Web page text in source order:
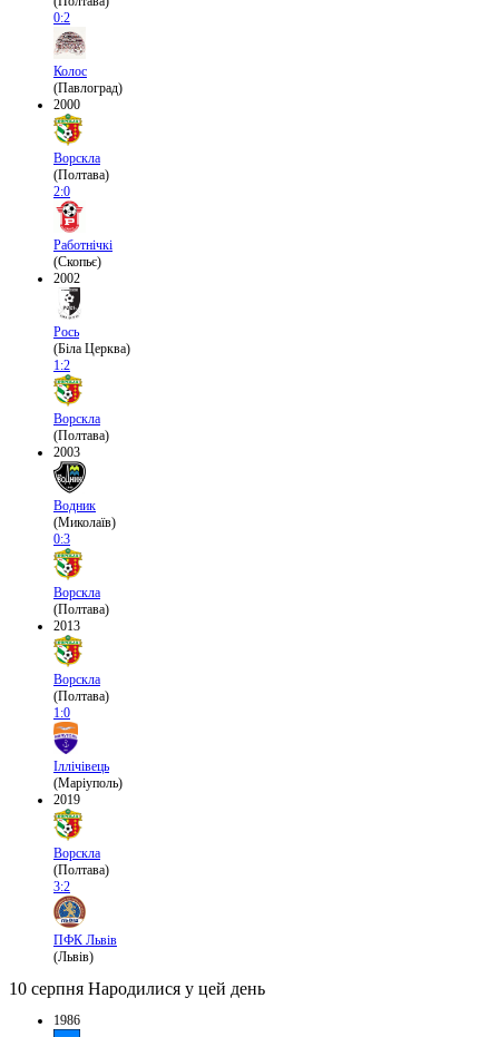
0:2
Колос
(Павлоград)
2000
Ворскла
(Полтава)
2:0
Работнічкі
(Скопьє)
2002
Рось
(Біла Церква)
1:2
Ворскла
(Полтава)
2003
Водник
(Миколаїв)
0:3
Ворскла
(Полтава)
2013
Ворскла
(Полтава)
1:0
Іллічівець
(Маріуполь)
2019
Ворскла
(Полтава)
3:2
ПФК Львів
(Львів)
10 серпня Народилися у цей день
1986